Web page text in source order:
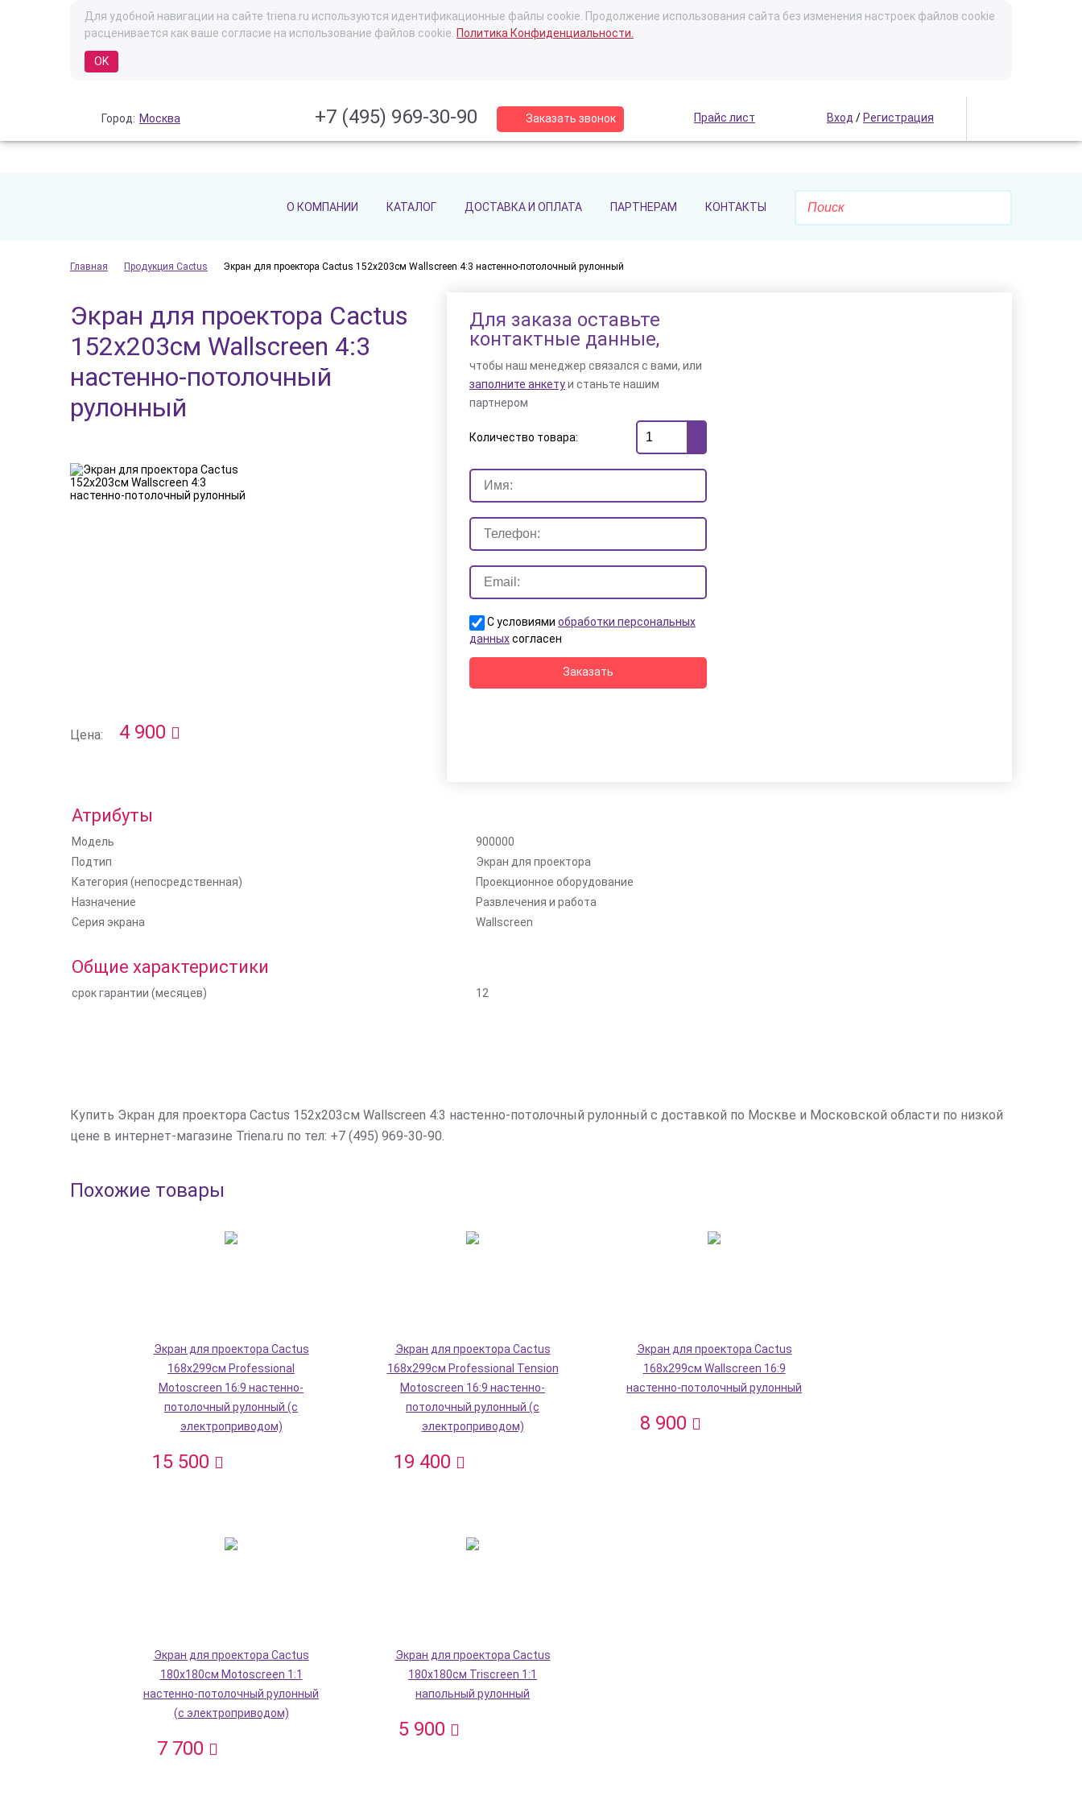
Для удобной навигации на сайте triena.ru используются идентификационные файлы cookie. Продолжение использования сайта без изменения настроек файлов cookie
расценивается как ваше согласие на использование файлов cookie. Политика Конфиденциальности.
OK
Город: Москва +7 (495) 969-30-90 Заказать звонок Прайс лист Вход / Регистрация
О КОМПАНИИ КАТАЛОГ ДОСТАВКА И ОПЛАТА ПАРТНЕРАМ КОНТАКТЫ
Главная Продукция Cactus Экран для проектора Cactus 152x203см Wallscreen 4:3 настенно-потолочный рулонный
Экран для проектора Cactus
152x203см Wallscreen 4:3
настенно-потолочный
рулонный
Цена: 4 900
Для заказа оставьте
контактные данные,
чтобы наш менеджер связался с вами, или
заполните анкетуи станьте нашим
партнером
Количество товара:
С условиями обработки персональных
данныхсогласен
Заказать
Атрибуты
Модель
900000
Подтип
Экран для проектора
Категория (непосредственная)
Проекционное оборудование
Назначение
Развлечения и работа
Серия экрана
Wallscreen
Общие характеристики
срок гарантии (месяцев) 12
Купить Экран для проектора Cactus 152x203см Wallscreen 4:3 настенно-потолочный рулонный с доставкой по Москве и Московской области по низкой
цене в интернет-магазине Triena.ru по тел: +7 (495) 969-30-90.
Похожие товары
Экран для проектора Cactus
168x299см Professional
Motoscreen 16:9 настенно-
потолочный рулонный (с
электроприводом)
15 500
Экран для проектора Cactus
168x299см Professional Tension
Motoscreen 16:9 настенно-
потолочный рулонный (с
электроприводом)
19 400
Экран для проектора Cactus
168x299см Wallscreen 16:9
настенно-потолочный рулонный
8 900
Экран для проектора Cactus
180x180см Motoscreen 1:1
настенно-потолочный рулонный
(с электроприводом)
7 700
Экран для проектора Cactus
180x180см Triscreen 1:1
напольный рулонный
5 900